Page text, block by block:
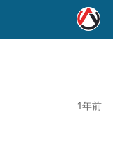
1年前